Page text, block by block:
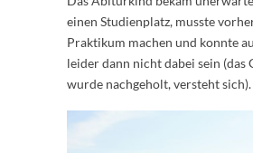
einen Studienplatz, musste
Praktikum machen und konnte
leider dann nicht dabei sein (das
wurde nachgeholt, versteht sich).